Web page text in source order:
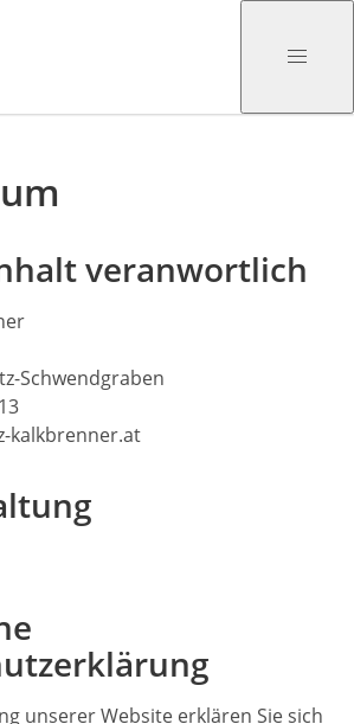
veranwortlich
Schwendgraben
kalkbrenner.at
unserer Website erklären Sie sich